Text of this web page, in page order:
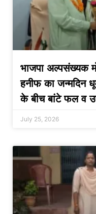
भाजपा अल्पसंख्यक
हनीफ का जन्मदिन
के बीच बांटे फल व
July 25, 2026